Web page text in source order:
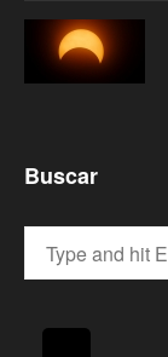
Buscar